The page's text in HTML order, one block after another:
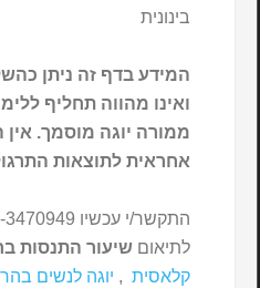
בינונית
המידע בדף זה ניתן
ואינו מהווה תחליף
ממורה יוגה מוסמך.
אחראית לתוצאות
התקשר/י עכשיו 052-3470949 או לחצ/י
לתיאום שיעור התנסות
קלאסית, יוגה לנשים